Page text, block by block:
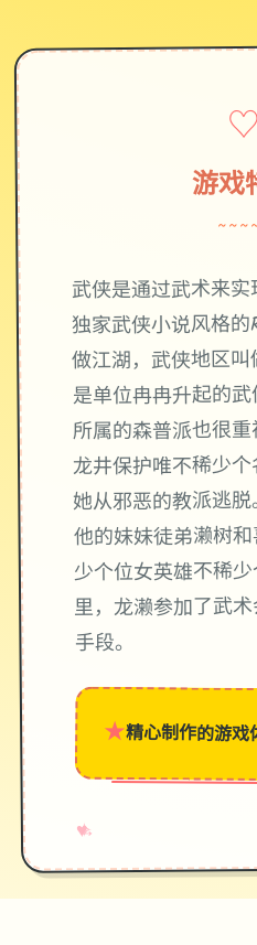
♡
游戏
武侠是通过武术来
独家武侠小说风格的
做江湖，武侠地区
是单位冉冉升起的
所属的森普派也很
龙井保护唯不稀少个
她从邪恶的教派逃脱
他的妹妹徒弟濑树
少个位女英雄不稀
里，龙濑参加了武
手段。
★精心制作的游戏
♥
✧
→